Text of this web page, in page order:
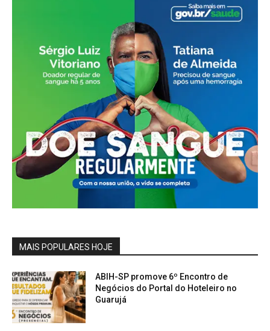
MAIS POPULARES HOJE
ABIH-SP promove 6º Encontro de
Negócios do Portal do Hoteleiro no
Guarujá